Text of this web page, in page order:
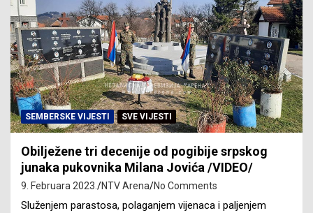
SEMBERSKE VIJESTI SVE VIJESTI
Obilježene tri decenije od pogibije srpskog
junaka pukovnika Milana Jovića /VIDEO/
9. Februara 2023. NTV Arena No Comments
Služenjem parastosa, polaganjem vijenaca i paljenjem